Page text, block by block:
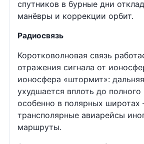
спутников в бурные дни
манёвры и коррекции орбит.
Радиосвязь
Коротковолновая связь
отражения сигнала от
ионосфера «штормит»:
ухудшается вплоть до полного
особенно в полярных
трансполярные авиарейсы
маршруты.